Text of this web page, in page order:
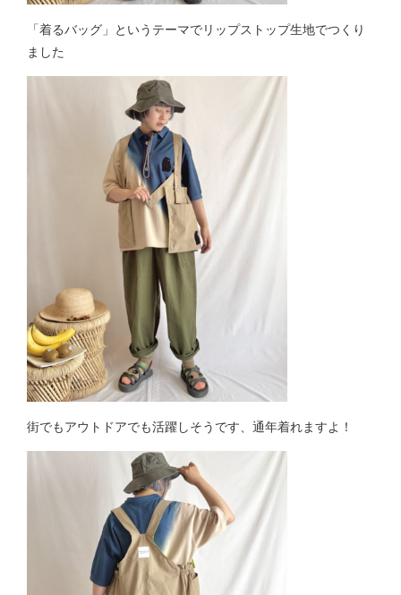
「着るバッグ」というテーマでリップストップ生地でつくり
ました
街でもアウトドアでも活躍しそうです、通年着れますよ！